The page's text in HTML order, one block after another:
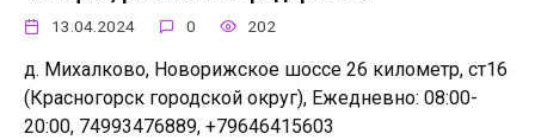
13.04.2024 0 202
д. Михалково, Новорижское шоссе 26 километр, ст16
(Красногорск городской округ), Ежедневно: 08:00-
20:00, 74993476889, +79646415603